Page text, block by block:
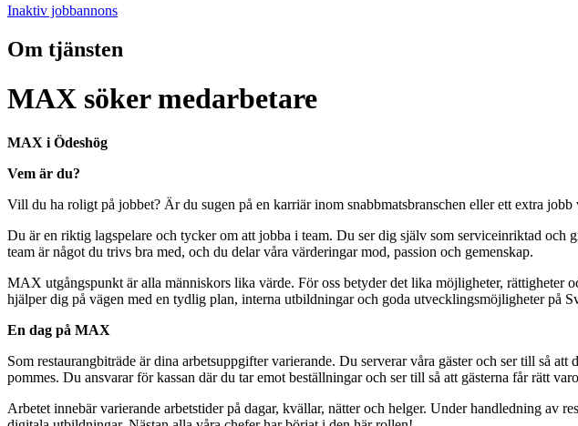
Inaktiv jobbannons
Om tjänsten
MAX söker medarbetare
MAX i Ödeshög
Vem är du?
Vill du ha roligt på jobbet? Är du sugen på en karriär inom snabbmatsbranschen eller ett extra
Du är en riktig lagspelare och tycker om att jobba i team. Du ser dig själv som serviceinriktad
team är något du trivs bra med, och du delar våra värderingar mod, passion och gemenskap.
MAX utgångspunkt är alla människors lika värde. För oss betyder det lika möjligheter, rättigheter
hjälper dig på vägen med en tydlig plan, interna utbildningar och goda utvecklingsmöjligheter på
En dag på MAX
Som restaurangbiträde är dina arbetsuppgifter varierande. Du serverar våra gäster och ser till så
pommes. Du ansvarar för kassan där du tar emot beställningar och ser till så att gästerna får rätt
Arbetet innebär varierande arbetstider på dagar, kvällar, nätter och helger. Under handledning av